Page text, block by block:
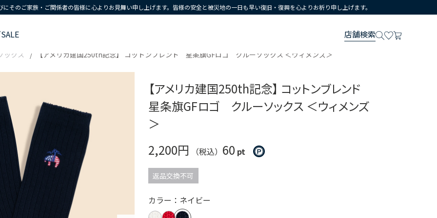
そのご家族・ご関係者の皆様に心よりお見舞い申し上げます。皆様の安全と被災地の一日も早い復旧・復興を心よりお祈り申し上げます。
SALE 店舗検索
ックス 【アメリカ建国250th記念】 コットンブレンド 星条旗GFロゴ クルーソックス ＜ウィメンズ＞
【アメリカ建国250th記念】 コットンブレンド
星条旗GFロゴ クルーソックス ＜ウィメンズ
＞
2,200円
（税込） 60 pt
返品交換不可
カラー：ネイビー